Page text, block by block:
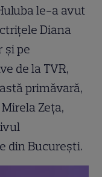
le-a avut
Diana
şi pe
de la TVR,
primăvară,
Zeța,
din Bucureşti.